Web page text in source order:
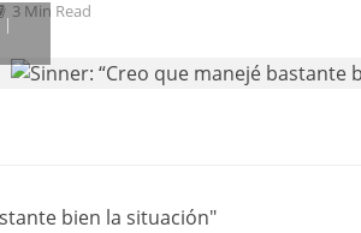
3 Min Read
|
bien la situación"